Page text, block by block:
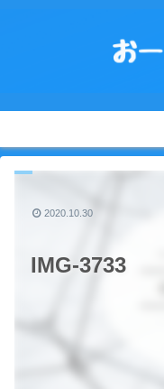
IMG-3733
2020.10.30